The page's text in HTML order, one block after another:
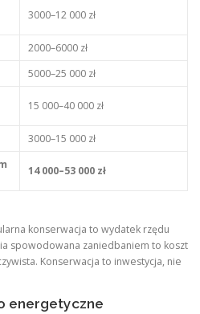
3000–12 000 zł
2000–6000 zł
5000–25 000 zł
15 000–40 000 zł
3000–15 000 zł
14 000–53 000 zł
konserwacja to wydatek rzędu
spowodowana zaniedbaniem to koszt
Konserwacja to inwestycja, nie
energetyczne